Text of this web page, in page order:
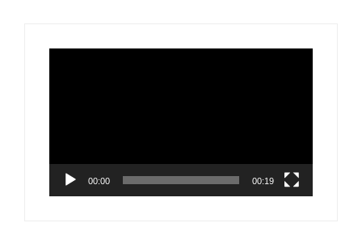
00:00 00:19